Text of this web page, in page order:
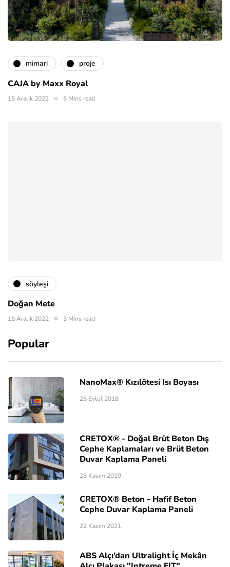
mimari proje
CAJA by Maxx Royal
15 Aralık 2022 5 Mins read
söyleşi
Doğan Mete
15 Aralık 2022 3 Mins read
Popular
NanoMax® Kızılötesi Isı Boyası
25 Eylül 2018
CRETOX® - Doğal Brüt Beton Dış
Cephe Kaplamaları ve Brüt Beton
Duvar Kaplama Paneli
23 Kasım 2019
CRETOX® Beton - Hafif Beton
Cephe Duvar Kaplama Paneli
22 Kasım 2021
ABS Alçı’dan Ultralight İç Mekân